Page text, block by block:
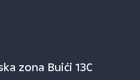
zona Buići 13C